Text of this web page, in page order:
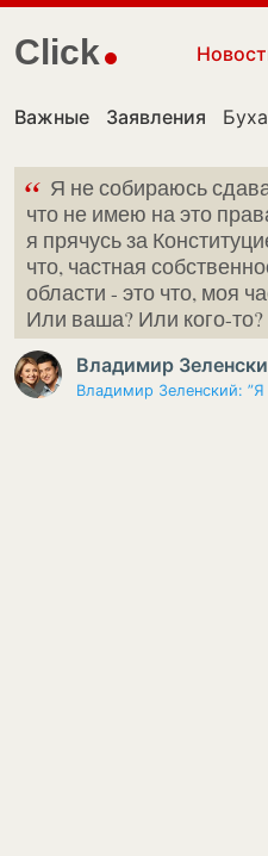
Click
Важные Заявления
“ Я не собираюсь
что не имею на это
я прячусь за
что, частная
области - это что, моя
Или ваша? Или кого-то?
Владимир